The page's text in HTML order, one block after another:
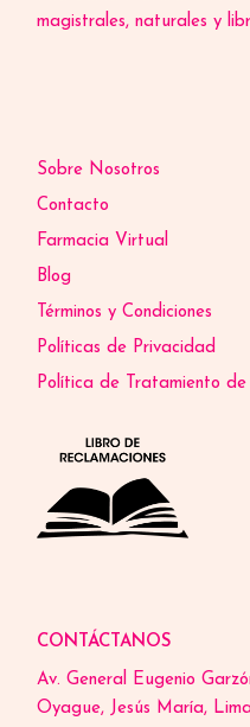
magistrales, naturales y
Sobre Nosotros
Contacto
Farmacia Virtual
Blog
Términos y Condiciones
Políticas de Privacidad
Política de Tratamiento
CONTÁCTANOS
Av. General Eugenio
Oyague, Jesús María, Lima